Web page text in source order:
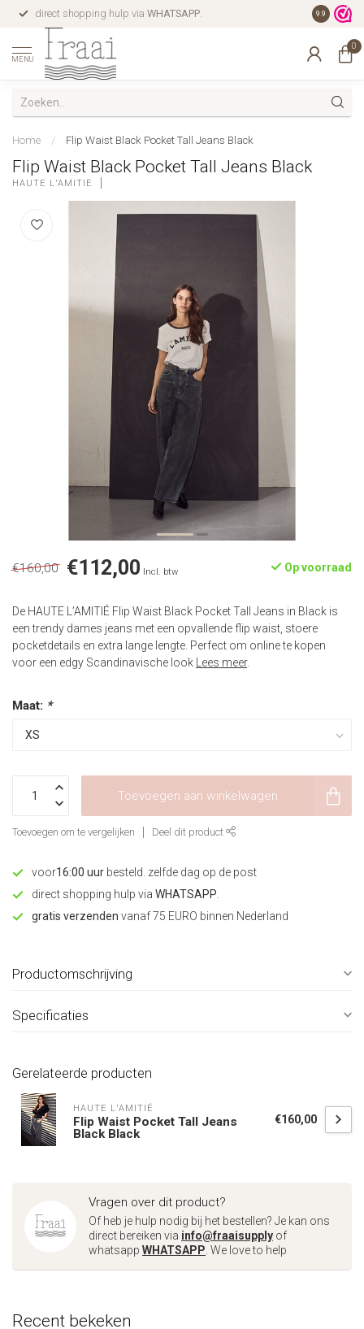
direct shopping hulp via WHATSAPP. gratis
9.9
MENU
0
Home / Flip Waist Black Pocket Tall Jeans Black
Flip Waist Black Pocket Tall Jeans Black
HAUTE L'AMITIÉ
€160,00 €112,00 Incl. btw Op voorraad
De HAUTE L’AMITIÉ Flip Waist Black Pocket Tall Jeans in Black is
een trendy dames jeans met een opvallende flip waist, stoere
pocketdetails en extra lange lengte. Perfect om online te kopen
voor een edgy Scandinavische look
Lees meer.
Maat: *
Toevoegen aan winkelwagen
Toevoegen om te vergelijken Deel dit product
voor16:00 uur besteld. zelfde dag op de post
direct shopping hulp via WHATSAPP
gratis verzenden vanaf 75 EURO binnen Nederland
Productomschrijving
Specificaties
Gerelateerde producten
HAUTE L'AMITIÉ
Flip Waist Pocket Tall Jeans
Black Black
€160,00
Vragen over dit product?
Of heb je hulp nodig bij het bestellen? Je kan ons
direct bereiken via info@fraaisupply of
whatsapp WHATSAPP . We love to help
Recent bekeken